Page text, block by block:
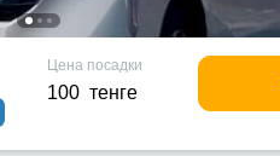
Цена посадки
100 тенге